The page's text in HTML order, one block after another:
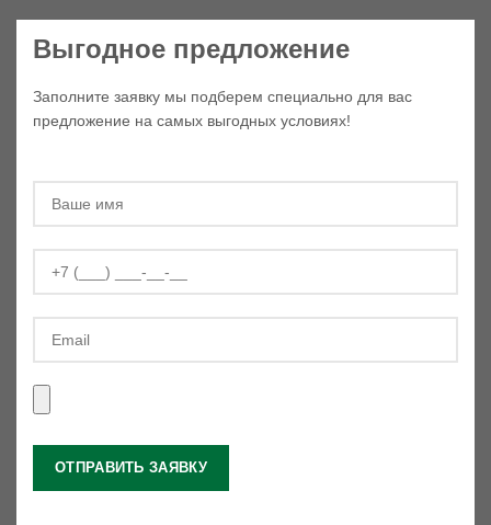
Выгодное предложение
Заполните заявку мы подберем специально для вас
предложение на самых выгодных условиях!